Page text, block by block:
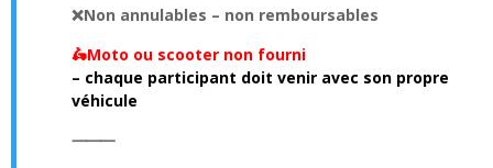
❌Non annulables – non remboursables
🛵Moto ou scooter non fourni
– chaque participant doit venir avec son propre
véhicule
⸻